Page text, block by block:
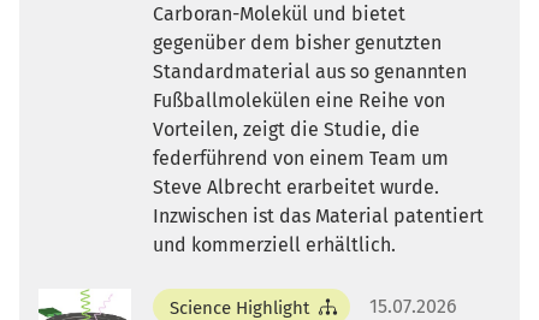
Carboran-Molekül und bietet
gegenüber dem bisher genutzten
Standardmaterial aus so genannten
Fußballmolekülen eine Reihe von
Vorteilen, zeigt die Studie, die
federführend von einem Team um
Steve Albrecht erarbeitet wurde.
Inzwischen ist das Material patentiert
und kommerziell erhältlich.
Science Highlight
15.07.2026